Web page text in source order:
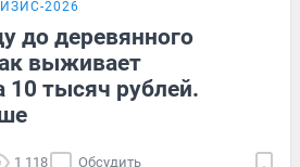
2026
до деревянного
выживает
10 тысяч рублей.
1 118 Обсудить